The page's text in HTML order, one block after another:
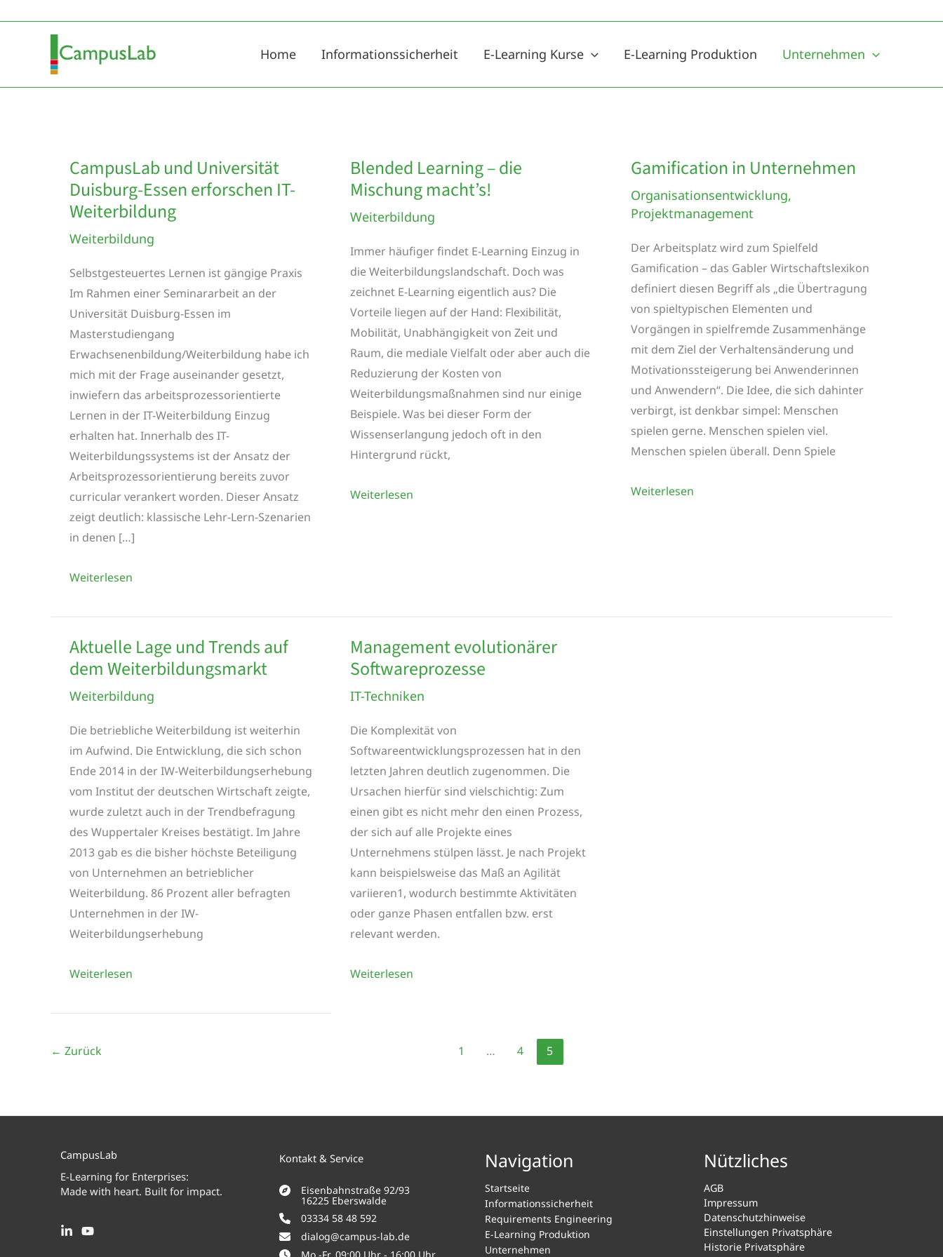
Home Informationssicherheit E-Learning Kurse E-Learning Produktion Unternehmen
CampusLab und Universität
Duisburg-Essen erforschen IT-
Weiterbildung
Weiterbildung
Selbstgesteuertes Lernen ist gängige Praxis
Im Rahmen einer Seminararbeit an der
Universität Duisburg-Essen im
Masterstudiengang
Erwachsenenbildung/Weiterbildung habe ich
mich mit der Frage auseinander gesetzt,
inwiefern das arbeitsprozessorientierte
Lernen in der IT-Weiterbildung Einzug
erhalten hat. Innerhalb des IT-
Weiterbildungssystems ist der Ansatz der
Arbeitsprozessorientierung bereits zuvor
curricular verankert worden. Dieser Ansatz
zeigt deutlich: klassische Lehr-Lern-Szenarien
in denen […]
CampusLab
Universität
Duisburg-
Essen
erforschen
IT-
Weiterlesen
Blended Learning – die
Mischung macht’s!
Weiterbildung
Immer häufiger findet E-Learning Einzug in
die Weiterbildungslandschaft. Doch was
zeichnet E-Learning eigentlich aus? Die
Vorteile liegen auf der Hand: Flexibilität,
Mobilität, Unabhängigkeit von Zeit und
Raum, die mediale Vielfalt oder aber auch die
Reduzierung der Kosten von
Weiterbildungsmaßnahmen sind nur einige
Beispiele. Was bei dieser Form der
Wissenserlangung jedoch oft in den
Hintergrund rückt,
Blended
Weiterlesen
Gamification in Unternehmen
Organisationsentwicklung,
Projektmanagement
Der Arbeitsplatz wird zum Spielfeld
Gamification – das Gabler Wirtschaftslexikon
definiert diesen Begriff als „die Übertragung
von spieltypischen Elementen und
Vorgängen in spielfremde Zusammenhänge
mit dem Ziel der Verhaltensänderung und
Motivationssteigerung bei Anwenderinnen
und Anwendern“. Die Idee, die sich dahinter
verbirgt, ist denkbar simpel: Menschen
spielen gerne. Menschen spielen viel.
Menschen spielen überall. Denn Spiele
Gamification
Weiterlesen
Aktuelle Lage und Trends auf
dem Weiterbildungsmarkt
Weiterbildung
Die betriebliche Weiterbildung ist weiterhin
im Aufwind. Die Entwicklung, die sich schon
Ende 2014 in der IW-Weiterbildungserhebung
vom Institut der deutschen Wirtschaft zeigte,
wurde zuletzt auch in der Trendbefragung
des Wuppertaler Kreises bestätigt. Im Jahre
2013 gab es die bisher höchste Beteiligung
von Unternehmen an betrieblicher
Weiterbildung. 86 Prozent aller befragten
Unternehmen in der IW-
Weiterbildungserhebung
Aktuelle
und
auf
Weiterlesen
Management evolutionärer
Softwareprozesse
IT-Techniken
Die Komplexität von
Softwareentwicklungsprozessen hat in den
letzten Jahren deutlich zugenommen. Die
Ursachen hierfür sind vielschichtig: Zum
einen gibt es nicht mehr den einen Prozess,
der sich auf alle Projekte eines
Unternehmens stülpen lässt. Je nach Projekt
kann beispielsweise das Maß an Agilität
variieren1, wodurch bestimmte Aktivitäten
oder ganze Phasen entfallen bzw. erst
relevant werden.
Management
Weiterlesen
← Zurück 1 … 4 5
CampusLab
E-Learning for Enterprises:
Made with heart. Built for impact.
Kontakt & Service
Eisenbahnstraße 92/93
16225 Eberswalde
03334 58 48 592
dialog@campus-lab.de
Navigation
Startseite
Informationssicherheit
Requirements Engineering
E-Learning Produktion
Unternehmen
Nützliches
AGB
Impressum
Datenschutzhinweise
Einstellungen Privatsphäre
Historie Privatsphäre